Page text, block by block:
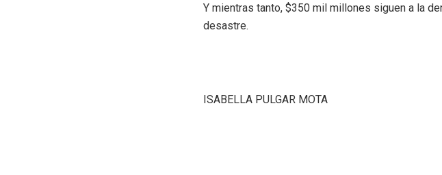
Y mientras tanto, $350 mil millones siguen a la
desastre.
ISABELLA PULGAR MOTA